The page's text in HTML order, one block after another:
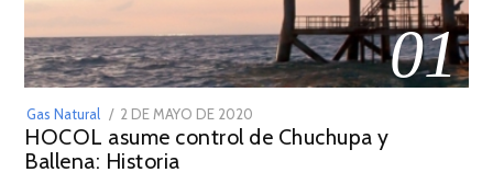
01
Gas Natural
POSTED
ON
2 DE MAYO DE 2020
DE
HOCOL asume control de Chuchupa y
Ballena: Historia